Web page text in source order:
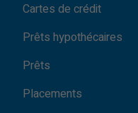
Cartes de crédit
Prêts hypothécaires
Prêts
Placements